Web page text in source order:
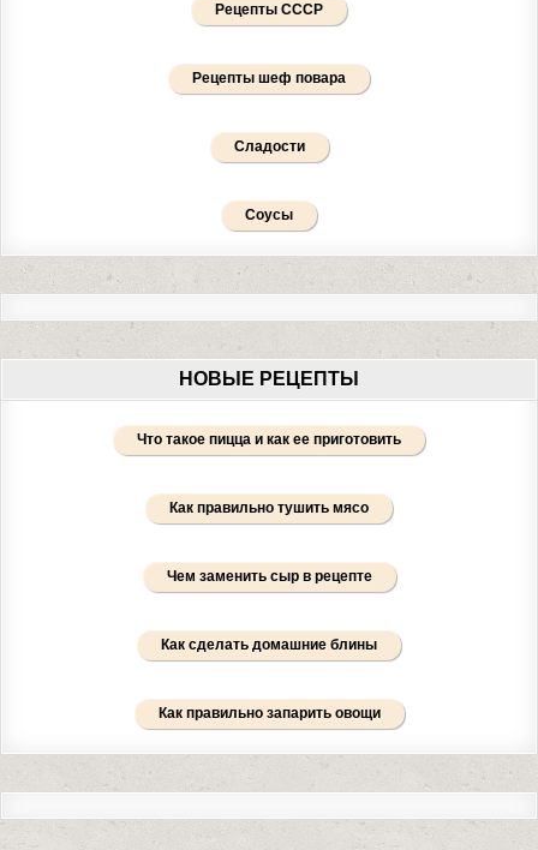
Рецепты СССР
Рецепты шеф повара
Сладости
Соусы
НОВЫЕ РЕЦЕПТЫ
Что такое пицца и как ее приготовить
Как правильно тушить мясо
Чем заменить сыр в рецепте
Как сделать домашние блины
Как правильно запарить овощи